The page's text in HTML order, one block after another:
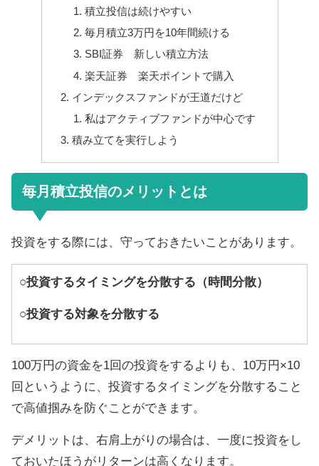
積立投信は続けやすい
毎月積立3万円を10年間続ける
SBI証券 新しい積立方法
楽天証券 楽天ポイントで購入
インデックスファンドが王道だけど
私はアクティブファンドが中心です
積み立てを実行しよう
毎月積立投信のメリットとは
投資をする際には、守っておきたいことがあります。
○投資するタイミングを分散する（時間分散）
○投資する対象を分散する
100万円の資金を1回の投資をするよりも、10万円×10
回というように、投資するタイミングを分散すること
で高値掴みを防ぐことができます。
デメリットは、右肩上がりの場合は、一度に投資をし
ておいたほうがリターンは高くなります。